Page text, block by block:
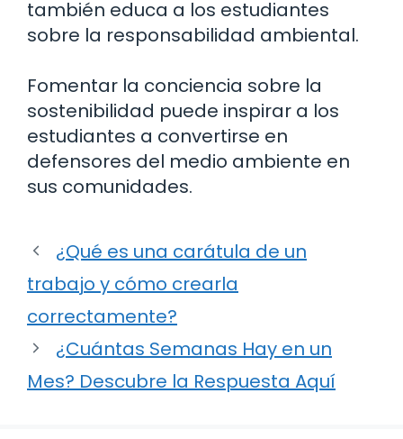
también educa a los estudiantes
sobre la responsabilidad ambiental.
Fomentar la conciencia sobre la
sostenibilidad puede inspirar a los
estudiantes a convertirse en
defensores del medio ambiente en
sus comunidades.
¿Qué es una carátula de un
trabajo y cómo crearla
correctamente?
¿Cuántas Semanas Hay en un
Mes? Descubre la Respuesta Aquí